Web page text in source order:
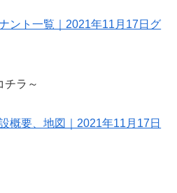
ント一覧｜2021年11月17日グ
チラ～
概要、地図｜2021年11月17日